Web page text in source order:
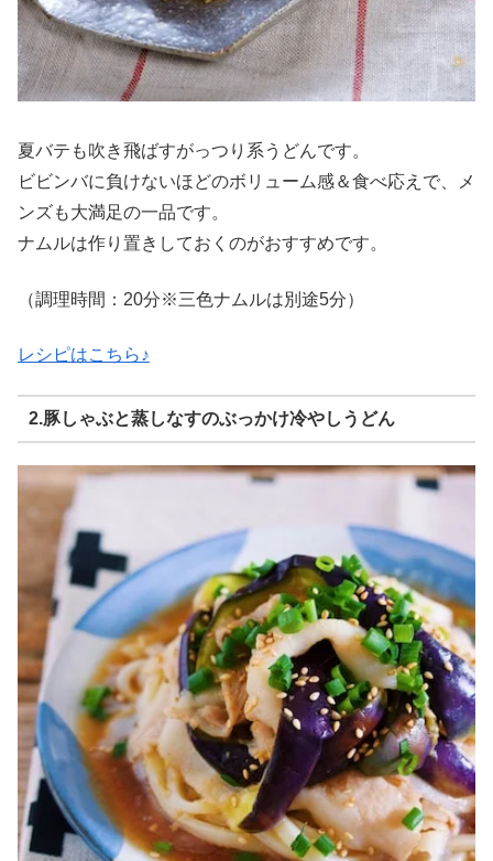
夏バテも吹き飛ばすがっつり系うどんです。
ビビンバに負けないほどのボリューム感＆食べ応えで、メ
ンズも大満足の一品です。
ナムルは作り置きしておくのがおすすめです。
（調理時間：20分※三色ナムルは別途5分）
レシピはこちら♪
2.豚しゃぶと蒸しなすのぶっかけ冷やしうどん